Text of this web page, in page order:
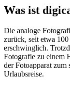
Was ist
Die analoge
zurück, seit etwa
erschwinglich.
Fotografie zu einem
der Fotoapparat zum
Urlaubsreise.